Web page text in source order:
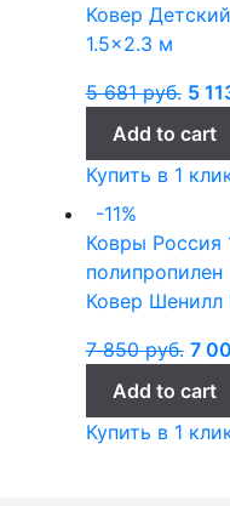
Ковер
1.5×2.3 м
5 681руб. 5
Add to cart
Купить в 1
-11%
Ковры Россия
полипропилен
Ковер Шенилл
7 850руб. 7
Add to cart
Купить в 1